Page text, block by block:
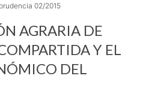
02/2015
AGRARIA DE
Y EL
DEL